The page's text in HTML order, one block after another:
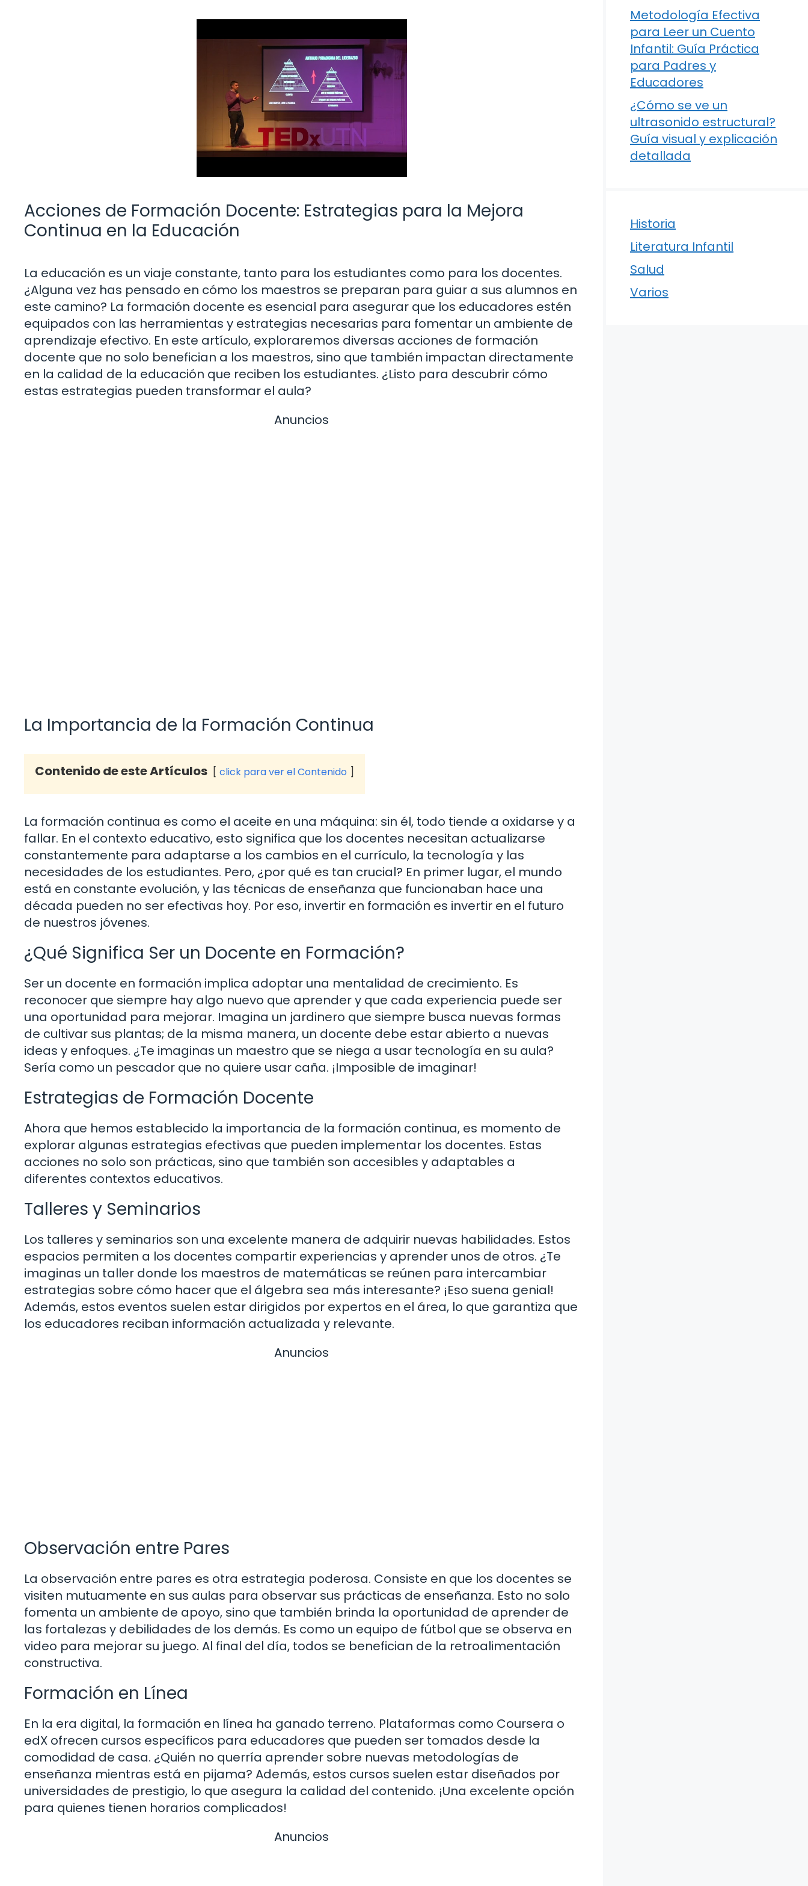
Acciones de Formación Docente: Estrategias para la Mejora
Continua en la Educación
La educación es un viaje constante, tanto para los estudiantes como para los docentes.
¿Alguna vez has pensado en cómo los maestros se preparan para guiar a sus alumnos en
este camino? La formación docente es esencial para asegurar que los educadores estén
equipados con las herramientas y estrategias necesarias para fomentar un ambiente de
aprendizaje efectivo. En este artículo, exploraremos diversas acciones de formación
docente que no solo benefician a los maestros, sino que también impactan directamente
en la calidad de la educación que reciben los estudiantes. ¿Listo para descubrir cómo
estas estrategias pueden transformar el aula?
Anuncios
La Importancia de la Formación Continua
Contenido de este Artículos click para ver el Contenido
La formación continua es como el aceite en una máquina: sin él, todo tiende a oxidarse y a
fallar. En el contexto educativo, esto significa que los docentes necesitan actualizarse
constantemente para adaptarse a los cambios en el currículo, la tecnología y las
necesidades de los estudiantes. Pero, ¿por qué es tan crucial? En primer lugar, el mundo
está en constante evolución, y las técnicas de enseñanza que funcionaban hace una
década pueden no ser efectivas hoy. Por eso, invertir en formación es invertir en el futuro
de nuestros jóvenes.
¿Qué Significa Ser un Docente en Formación?
Ser un docente en formación implica adoptar una mentalidad de crecimiento. Es
reconocer que siempre hay algo nuevo que aprender y que cada experiencia puede ser
una oportunidad para mejorar. Imagina un jardinero que siempre busca nuevas formas
de cultivar sus plantas; de la misma manera, un docente debe estar abierto a nuevas
ideas y enfoques. ¿Te imaginas un maestro que se niega a usar tecnología en su aula?
Sería como un pescador que no quiere usar caña. ¡Imposible de imaginar!
Estrategias de Formación Docente
Ahora que hemos establecido la importancia de la formación continua, es momento de
explorar algunas estrategias efectivas que pueden implementar los docentes. Estas
acciones no solo son prácticas, sino que también son accesibles y adaptables a
diferentes contextos educativos.
Talleres y Seminarios
Los talleres y seminarios son una excelente manera de adquirir nuevas habilidades. Estos
espacios permiten a los docentes compartir experiencias y aprender unos de otros. ¿Te
imaginas un taller donde los maestros de matemáticas se reúnen para intercambiar
estrategias sobre cómo hacer que el álgebra sea más interesante? ¡Eso suena genial!
Además, estos eventos suelen estar dirigidos por expertos en el área, lo que garantiza que
los educadores reciban información actualizada y relevante.
Anuncios
Observación entre Pares
La observación entre pares es otra estrategia poderosa. Consiste en que los docentes se
visiten mutuamente en sus aulas para observar sus prácticas de enseñanza. Esto no solo
fomenta un ambiente de apoyo, sino que también brinda la oportunidad de aprender de
las fortalezas y debilidades de los demás. Es como un equipo de fútbol que se observa en
video para mejorar su juego. Al final del día, todos se benefician de la retroalimentación
constructiva.
Formación en Línea
En la era digital, la formación en línea ha ganado terreno. Plataformas como Coursera o
edX ofrecen cursos específicos para educadores que pueden ser tomados desde la
comodidad de casa. ¿Quién no querría aprender sobre nuevas metodologías de
enseñanza mientras está en pijama? Además, estos cursos suelen estar diseñados por
universidades de prestigio, lo que asegura la calidad del contenido. ¡Una excelente opción
para quienes tienen horarios complicados!
Anuncios
Metodología Efectiva
para Leer un Cuento
Infantil: Guía Práctica
para Padres y
Educadores
¿Cómo se ve un
ultrasonido estructural?
Guía visual y explicación
detallada
Historia
Literatura Infantil
Salud
Varios